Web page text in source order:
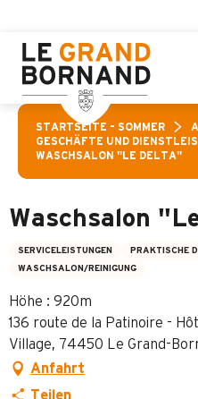
contenu
principal
STARTSEITE – SOMMER
GESCHÄFTE UND
WASCHSALON "LE DELTA"
Waschsalon
SERVICELEISTUNGEN
PRAKTISCHE
WASCHSALON/REINIGUNG
Höhe : 920m
136 route de la Patinoire -
Village, 74450 Le Grand-
Anfahrt
Teilen